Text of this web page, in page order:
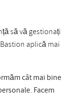
să vă gestionați
aplică mai
cât mai bine
Facem